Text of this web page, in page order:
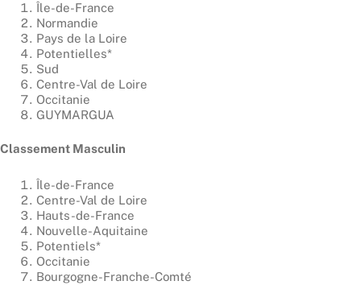
Île-de-France
Normandie
Pays de la Loire
Potentielles*
Sud
Centre-Val de Loire
Occitanie
GUYMARGUA
Classement Masculin
Île-de-France
Centre-Val de Loire
Hauts-de-France
Nouvelle-Aquitaine
Potentiels*
Occitanie
Bourgogne-Franche-Comté